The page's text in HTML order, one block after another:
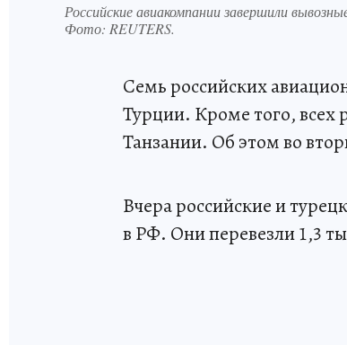
Российские авиакомпании завершили
Фото: REUTERS.
Семь российских
Турции. Кроме того, всех
Танзании. Об этом во
Вчера российские и
в РФ. Они перевезли 1,3